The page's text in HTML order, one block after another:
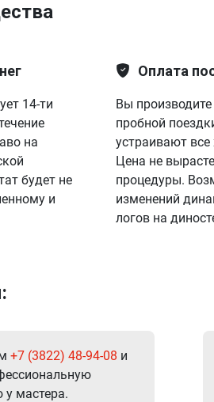
14-ти
на
будет не
и
Оплата
Вы
пробной
устраивают все
Цена не
процедуры.
изменений
логов на
+7 (3822) 48-94-08 и
у мастера.